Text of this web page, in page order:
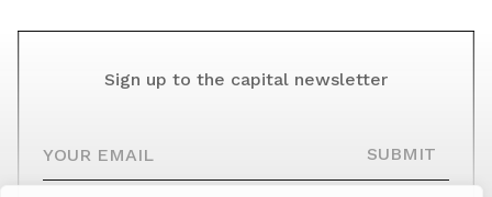
Sign up to the capital newsletter
SUBMIT